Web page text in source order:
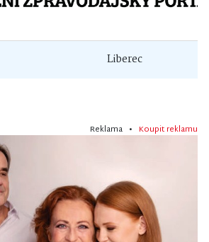
Liberec
Reklama • Koupit reklamu